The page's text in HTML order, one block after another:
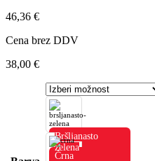
46,36 €
Cena brez DDV
38,00 €
Bršljanasto
zelena
Črna